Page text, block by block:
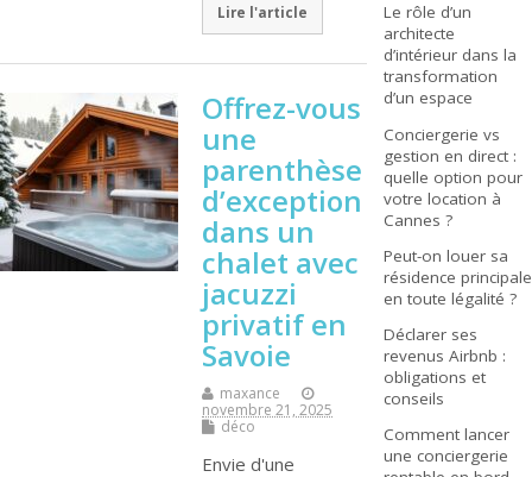
Lire l'article
Offrez-vous
une
parenthèse
d’exception
dans un
chalet avec
jacuzzi
privatif en
Savoie
maxance
novembre 21, 2025
déco
Envie d'une
Le rôle d’un
architecte
d’intérieur dans la
transformation
d’un espace
Conciergerie vs
gestion en direct :
quelle option pour
votre location à
Cannes ?
Peut-on louer sa
résidence principale
en toute légalité ?
Déclarer ses
revenus Airbnb :
obligations et
conseils
Comment lancer
une conciergerie